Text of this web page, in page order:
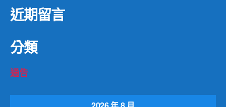
近期留言
分類
通告